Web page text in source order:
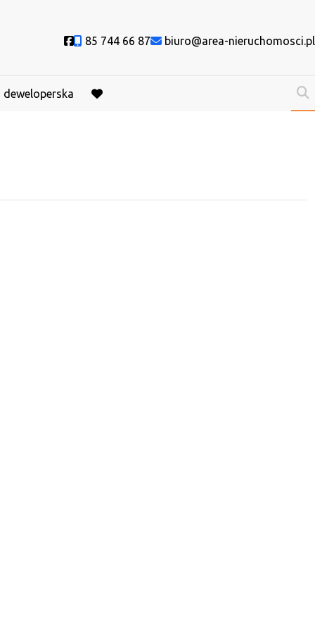
Social link
85 744 66 87 biuro@area-nieruchomosci.pl
deweloperska
favorite